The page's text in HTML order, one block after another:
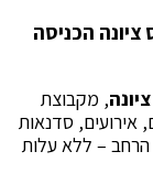
הכניסה
, מקבוצת
אירועים, סדנאות
– ללא עלות